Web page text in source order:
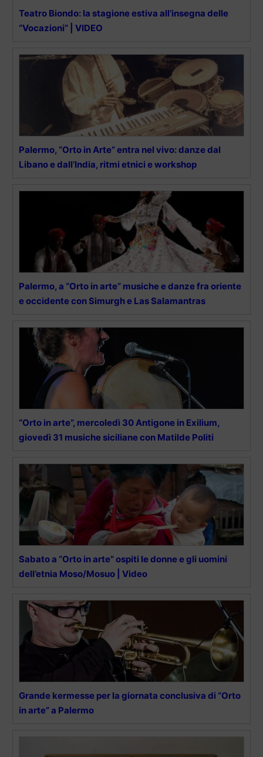
Teatro Biondo: la stagione estiva all’insegna delle
“Vocazioni” | VIDEO
Palermo, “Orto in Arte” entra nel vivo: danze dal
Libano e dall’India, ritmi etnici e workshop
Palermo, a “Orto in arte” musiche e danze fra oriente
e occidente con Simurgh e Las Salamantras
“Orto in arte”, mercoledì 30 Antigone in Exilium,
giovedì 31 musiche siciliane con Matilde Politi
Sabato a “Orto in arte” ospiti le donne e gli uomini
dell’etnia Moso/Mosuo | Video
Grande kermesse per la giornata conclusiva di “Orto
in arte” a Palermo